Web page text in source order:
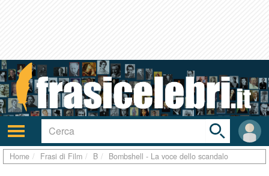
Attiva/disattiva
navigazione
User
area
Toggle
search
bar
Home Frasi di Film B Bombshell - La voce dello scandalo